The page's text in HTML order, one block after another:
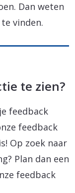
Dan weten
vinden.
te zien?
feedback
feedback
Op zoek naar
Plan dan een
feedback